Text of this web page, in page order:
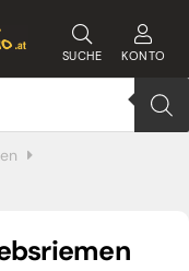
SUCHE KONTO